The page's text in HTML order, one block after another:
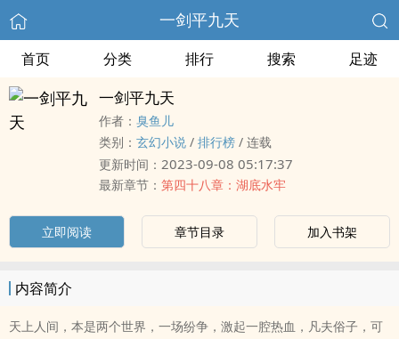
一剑平九天
首页 分类 排行 搜索 足迹
一剑平九天
作者： 臭鱼儿
类别： 玄幻小说 / 排行榜 / 连载
更新时间： 2023-09-08 05:17:37
最新章节： 第四十八章：湖底水牢
立即阅读 章节目录 加入书架
内容简介
天上人间，本是两个世界，一场纷争，激起一腔热血，凡夫俗子，可